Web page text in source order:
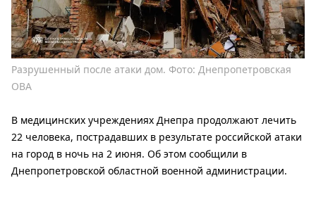
Разрушенный после атаки дом. Фото: Днепропетровская
ОВА
В медицинских учреждениях Днепра продолжают лечить
22 человека, пострадавших в результате российской атаки
на город в ночь на 2 июня. Об этом сообщили в
Днепропетровской областной военной администрации.